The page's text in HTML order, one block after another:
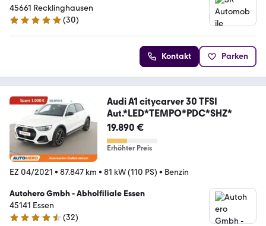
45661 Recklinghausen
5 Sterne
(30)
Kontakt Parken
Audi A1 citycarver 30 TFSI
Aut.*LED*TEMPO*PDC*SHZ*
19.890 €
Erhöhter Preis
EZ 04/2021 • 87.847 km • 81 kW (110 PS) • Benzin
Autohero Gmbh - Abholfiliale Essen
45141 Essen
4.7 Sterne
(32)